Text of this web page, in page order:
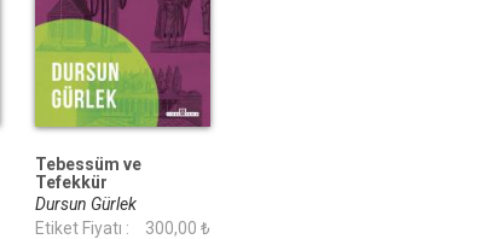
Tebessüm ve
Tefekkür
Dursun Gürlek
Etiket Fiyatı :
300,00 ₺